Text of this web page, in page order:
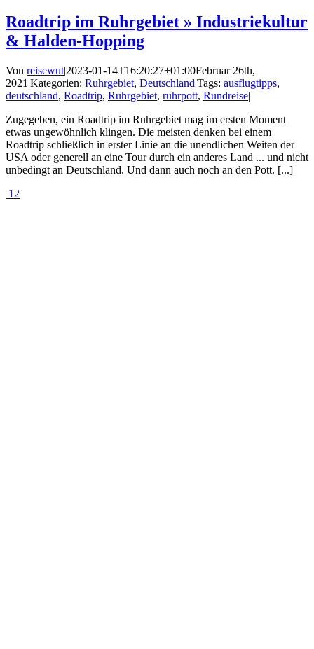
Roadtrip im Ruhrgebiet » Industriekultur
& Halden-Hopping
Von reisewut|2023-01-14T16:20:27+01:00Februar 26th,
2021 |Kategorien: Ruhrgebiet, Deutschland|Tags: ausflugtipps,
deutschland, Roadtrip, Ruhrgebiet, ruhrpott, Rundreise|
Zugegeben, ein Roadtrip im Ruhrgebiet mag im ersten Moment
etwas ungewöhnlich klingen. Die meisten denken bei einem
Roadtrip schließlich in erster Linie an die unendlichen Weiten der
USA oder generell an eine Tour durch ein anderes Land ... und nicht
unbedingt an Deutschland. Und dann auch noch an den Pott. [...]
12